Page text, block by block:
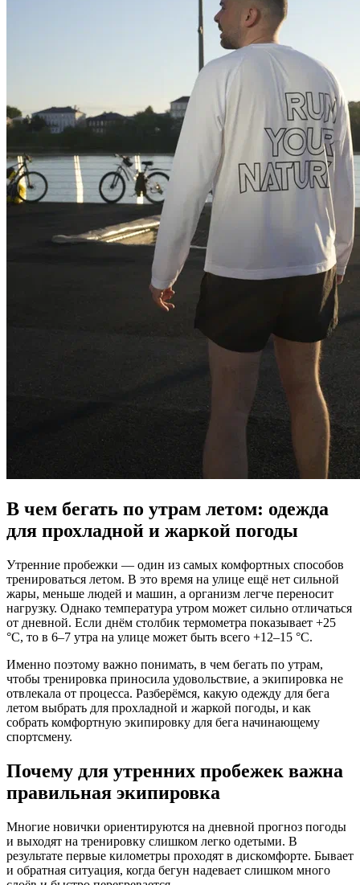
В чем бегать по утрам летом: одежда
для прохладной и жаркой погоды
Утренние пробежки — один из самых комфортных способов
тренироваться летом. В это время на улице ещё нет сильной
жары, меньше людей и машин, а организм легче переносит
нагрузку. Однако температура утром может сильно отличаться
от дневной. Если днём столбик термометра показывает +25
°C, то в 6–7 утра на улице может быть всего +12–15 °C.
Именно поэтому важно понимать, в чем бегать по утрам,
чтобы тренировка приносила удовольствие, а экипировка не
отвлекала от процесса. Разберёмся, какую одежду для бега
летом выбрать для прохладной и жаркой погоды, и как
собрать комфортную экипировку для бега начинающему
спортсмену.
Почему для утренних пробежек важна
правильная экипировка
Многие новички ориентируются на дневной прогноз погоды
и выходят на тренировку слишком легко одетыми. В
результате первые километры проходят в дискомфорте. Бывает
и обратная ситуация, когда бегун надевает слишком много